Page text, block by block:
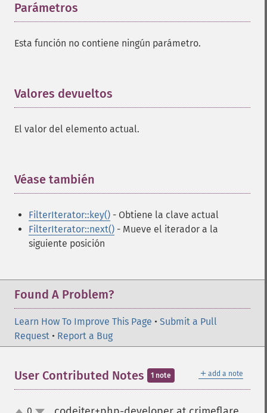
Parámetros
Esta función no contiene ningún parámetro.
Valores devueltos
El valor del elemento actual.
Véase también
FilterIterator::key() - Obtiene la clave actual
FilterIterator::next() - Mueve el iterador a la
siguiente posición
Found A Problem?
Learn How To Improve This Page • Submit a Pull
Request • Report a Bug
＋ add a note
User Contributed Notes 1 note